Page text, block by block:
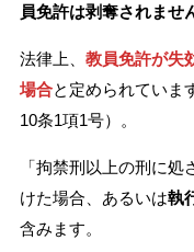
員免許は剥奪されませ
法律上、 教員免許が失
場合と定められていま
10条1項1号）。
「拘禁刑以上の刑に
けた場合、あるいは執
含みます。